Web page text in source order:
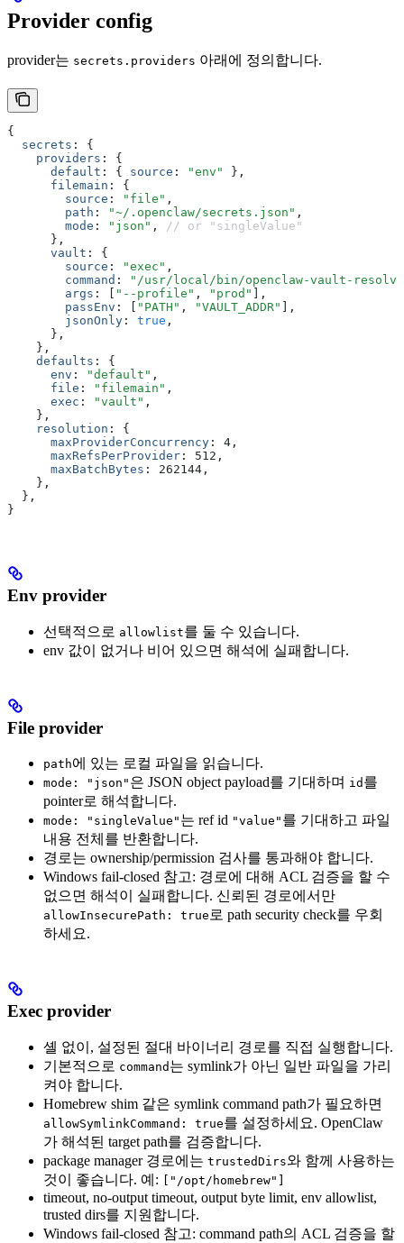
Provider config
provider는 secrets.providers 아래에 정의합니다.
{
  secrets
:
{
    providers
:
{
      default
: { source : "env" } ,
      filemain
:
{
        source
: "file" ,
        path
: "~/.openclaw/secrets.json" ,
        mode
: "json" ,
// or "singleValue"
      }
,
      vault
:
{
        source
: "exec" ,
        command
:
"/usr/local/bin/openclaw-vault-
        args
: "--profile" , "prod"
,
        passEnv
: "PATH" , "VAULT_ADDR"
,
        jsonOnly
: true ,
      }
,
    }
,
    defaults
:
{
      env
: "default" ,
      file
: "filemain" ,
      exec
: "vault" ,
    }
,
    resolution
:
{
      maxProviderConcurrency
: 4 ,
      maxRefsPerProvider
: 512 ,
      maxBatchBytes
: 262144 ,
    }
,
  }
,
}
Env provider
선택적으로 allowlist를 둘 수 있습니다.
env 값이 없거나 비어 있으면 해석에 실패합니다.
File provider
path에 있는 로컬 파일을 읽습니다.
mode: "json" 은 JSON object payload를 기대하며 id 를
pointer로 해석합니다.
mode: "singleValue" 는 ref id "value" 를 기대하고 파일
내용 전체를 반환합니다.
경로는 ownership/permission 검사를 통과해야 합니다.
Windows fail-closed 참고: 경로에 대해 ACL 검증을 할 수
없으면 해석이 실패합니다. 신뢰된 경로에서만
allowInsecurePath: true 로 path security check를 우회
하세요.
Exec provider
셸 없이, 설정된 절대 바이너리 경로를 직접 실행합니다.
기본적으로 command 는 symlink가 아닌 일반 파일을 가리
켜야 합니다.
Homebrew shim 같은 symlink command path가 필요하면
allowSymlinkCommand: true를 설정하세요. OpenClaw
가 해석된 target path를 검증합니다.
package manager 경로에는 trustedDirs와 함께 사용하는
것이 좋습니다. 예: ["/opt/homebrew"]
timeout, no-output timeout, output byte limit, env allowlist,
trusted dirs를 지원합니다.
Windows fail-closed 참고: command path의 ACL 검증을 할